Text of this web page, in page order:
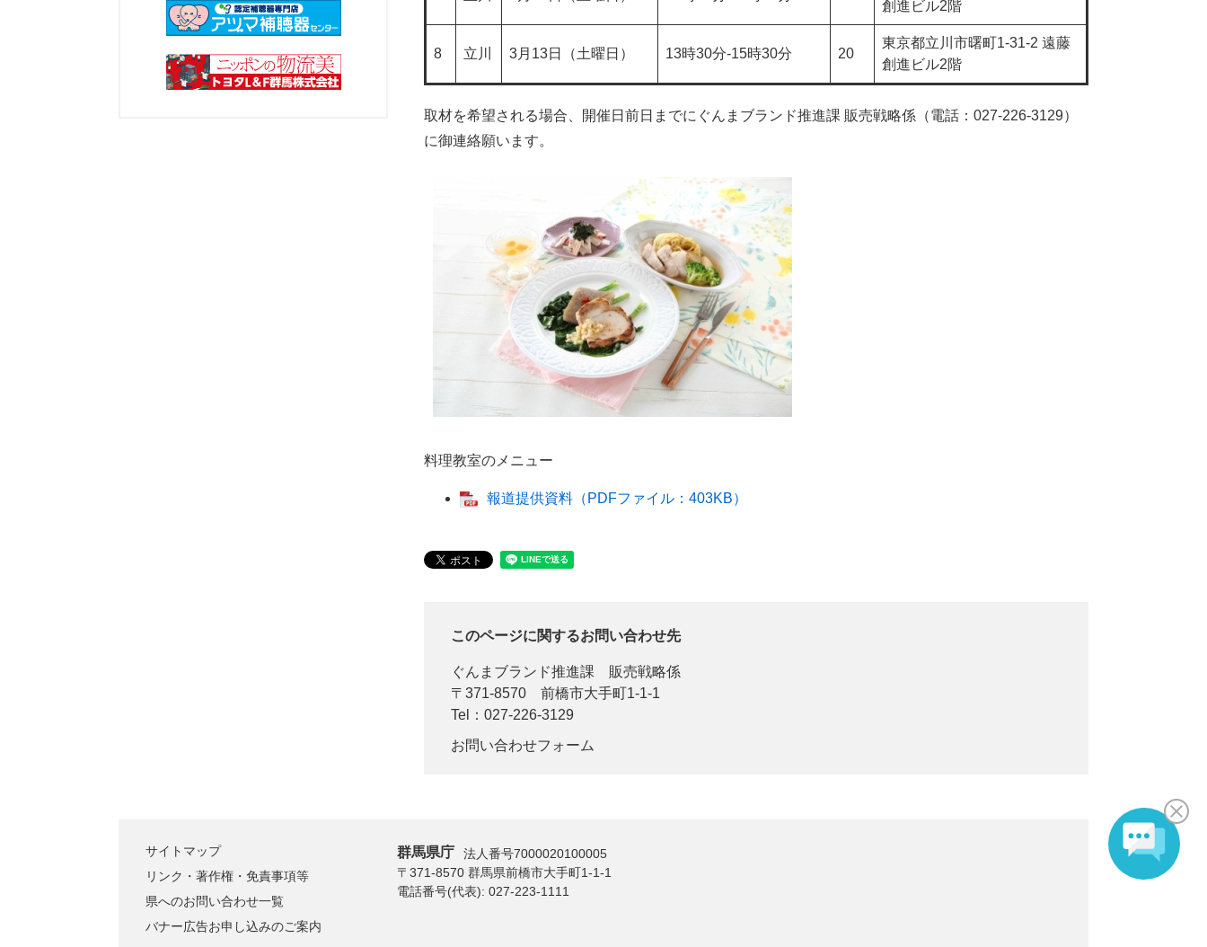
創進ビル2階
8 立川 3月13日（土曜日） 13時30分-15時30分 20
東京都立川市曙町1-31-2 遠藤
創進ビル2階
取材を希望される場合、開催日前日までにぐんまブランド推進課 販売戦略係（電話：027-226-3129）
に御連絡願います。
料理教室のメニュー
報道提供資料（PDFファイル：403KB）
このページに関するお問い合わせ先
ぐんまブランド推進課
販売戦略係
〒371-8570
前橋市大手町1-1-1
Tel：027-226-3129
お問い合わせフォーム
サイトマップ
リンク・著作権・免責事項等
県へのお問い合わせ一覧
バナー広告お申し込みのご案内
群馬県庁
法人番号7000020100005
〒371-8570 群馬県前橋市大手町1-1-1
電話番号(代表): 027-223-1111